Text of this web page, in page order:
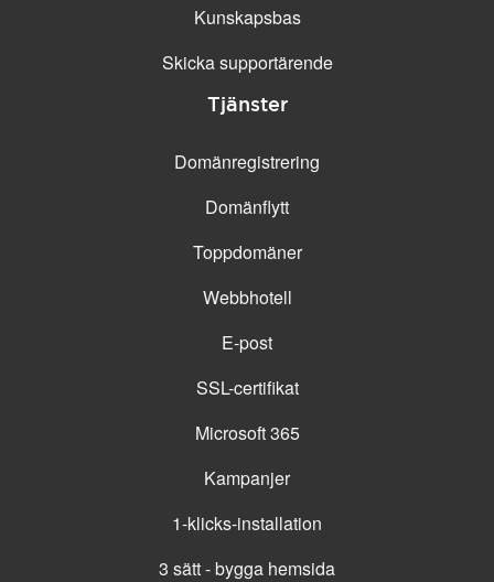
Kunskapsbas
Skicka supportärende
Tjänster
Domänregistrering
Domänflytt
Toppdomäner
Webbhotell
E-post
SSL-certifikat
Microsoft 365
Kampanjer
1-klicks-installation
3 sätt - bygga hemsida